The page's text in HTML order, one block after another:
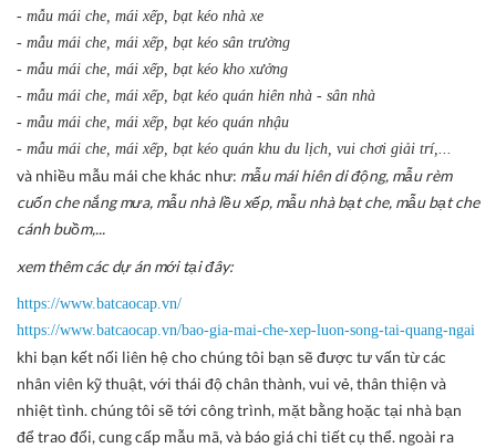
- mẫu mái che, mái xếp, bạt kéo nhà xe
- mẫu mái che, mái xếp, bạt kéo sân trường
- mẫu mái che, mái xếp, bạt kéo kho xưởng
- mẫu mái che, mái xếp, bạt kéo quán hiên nhà - sân nhà
- mẫu mái che, mái xếp, bạt kéo quán nhậu
- mẫu mái che, mái xếp, bạt kéo quán khu du lịch, vui chơi giải trí,...
và nhiều mẫu mái che khác như: mẫu mái hiên di động, mẫu rèm
cuốn che nắng mưa, mẫu nhà lều xếp, mẫu nhà bạt che, mẫu bạt che
cánh buồm,...
xem thêm các dự án mới tại đây:
https://www.batcaocap.vn/
https://www.batcaocap.vn/bao-gia-mai-che-xep-luon-song-tai-quang-ngai
khi bạn kết nối liên hệ cho chúng tôi bạn sẽ được tư vấn từ các
nhân viên kỹ thuật, với thái độ chân thành, vui vẻ, thân thiện và
nhiệt tình. chúng tôi sẽ tới công trình, mặt bằng hoặc tại nhà bạn
để trao đổi, cung cấp mẫu mã, và báo giá chi tiết cụ thể. ngoài ra